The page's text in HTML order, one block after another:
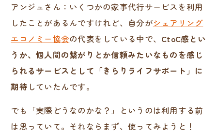
アンジュさん：いくつかの家事代行サービスを利用
したことがあるんですけれど、自分がシェアリング
エコノミー協会の代表をしている中で、 CtoC感とい
うか、個人間の繋がりとか信頼みたいなものを感じ
られるサービスとして「きらりライフサポート」に
期待 していたんです。
でも「実際どうなのかな？」というのは利用する前
は思っていて。それならまず、使ってみようと！